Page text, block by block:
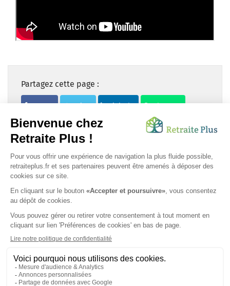
Partagez cette page :
Partager Twitter LinkedIn WhatsApp
Newsletter / Recevez chaque mois l'actu du
grand-âge
OK
SUIVEZ-NOUS SUR :
Protection données personnelles